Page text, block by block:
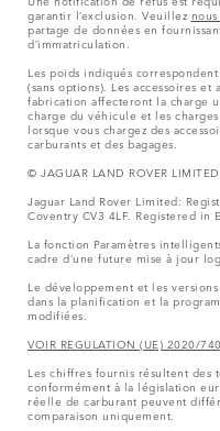
garantir l’exclusion. Veuillez
partage de données en
d’immatriculation.
Les poids indiqués
(sans options). Les accessoires
fabrication affecteront la charge
charge du véhicule et les
lorsque vous chargez des
carburants et des bagages.
© JAGUAR LAND ROVER
Jaguar Land Rover Limited:
Coventry CV3 4LF. Registered in
La fonction Paramètres
cadre d’une future mise à jour
Le développement et les
dans la planification et la
modifiées.
VOIR REGULATION (UE) 2020/
Les chiffres fournis résultent des
conformément à la législation
réelle de carburant peuvent
comparaison uniquement.